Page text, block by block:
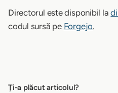
Directorul este disponibil la
codul sursă pe Forgejo.
Ți-a plăcut articolul?